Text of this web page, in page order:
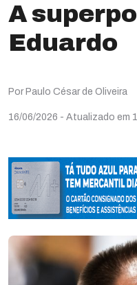
A
Eduardo
Por Paulo César de Oliveira
16/06/2026 - Atualizado em